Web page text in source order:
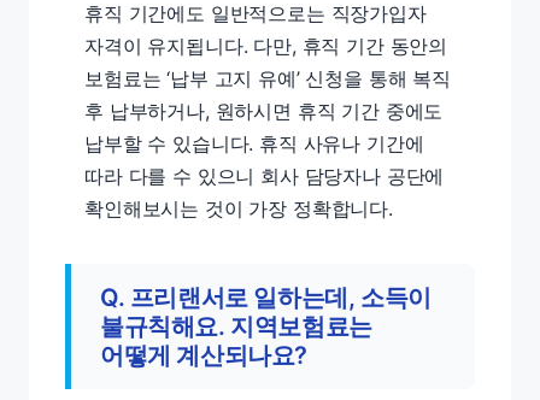
휴직 기간에도 일반적으로는 직장가입자
자격이 유지됩니다. 다만, 휴직 기간 동안의
보험료는 ‘납부 고지 유예’ 신청을 통해 복직
후 납부하거나, 원하시면 휴직 기간 중에도
납부할 수 있습니다. 휴직 사유나 기간에
따라 다를 수 있으니 회사 담당자나 공단에
확인해보시는 것이 가장 정확합니다.
Q. 프리랜서로 일하는데, 소득이
불규칙해요. 지역보험료는
어떻게 계산되나요?